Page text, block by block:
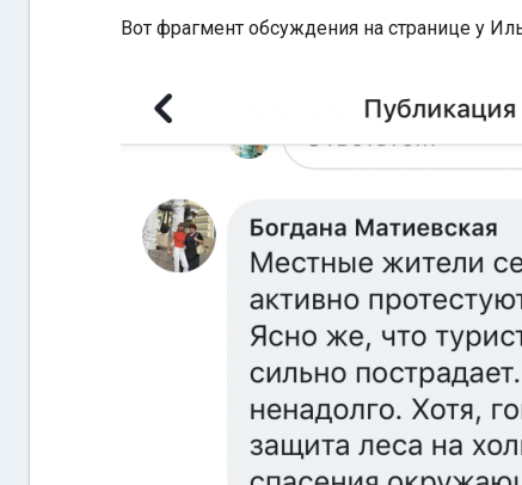
Вот фрагмент обсуждения на странице у